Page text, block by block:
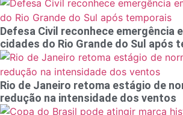
Defesa Civil reconhece emergência
cidades do Rio Grande do Sul após
Rio de Janeiro retoma estágio de
redução na intensidade dos ventos